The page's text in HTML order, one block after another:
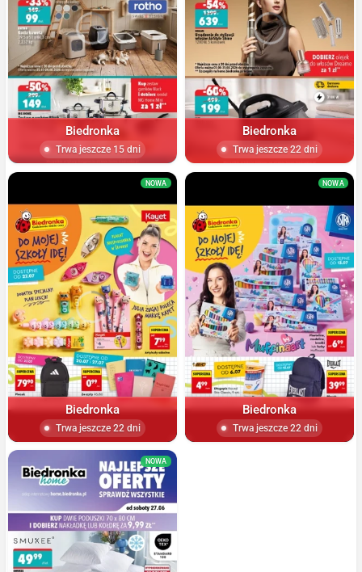
Biedronka
Trwa jeszcze 15 dni
Biedronka
Trwa jeszcze 22 dni
NOWA
Biedronka
Trwa jeszcze 22 dni
NOWA
Biedronka
Trwa jeszcze 22 dni
NOWA